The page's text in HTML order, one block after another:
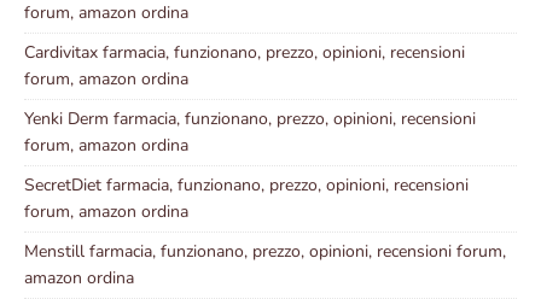
forum, amazon ordina
Cardivitax farmacia, funzionano, prezzo, opinioni, recensioni
forum, amazon ordina
Yenki Derm farmacia, funzionano, prezzo, opinioni, recensioni
forum, amazon ordina
SecretDiet farmacia, funzionano, prezzo, opinioni, recensioni
forum, amazon ordina
Menstill farmacia, funzionano, prezzo, opinioni, recensioni forum,
amazon ordina